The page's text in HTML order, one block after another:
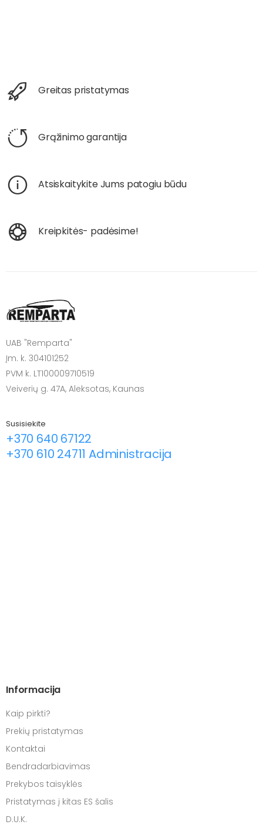
Greitas pristatymas
Grąžinimo garantija
Atsiskaitykite Jums patogiu būdu
Kreipkitės- padėsime!
UAB "Remparta"
Įm. k. 304101252
PVM k. LT100009710519
Veiverių g. 47A, Aleksotas, Kaunas
Susisiekite
+370 640 67122
+370 610 24711 Administracija
Informacija
Kaip pirkti?
Prekių pristatymas
Kontaktai
Bendradarbiavimas
Prekybos taisyklės
Pristatymas į kitas ES šalis
D.U.K.